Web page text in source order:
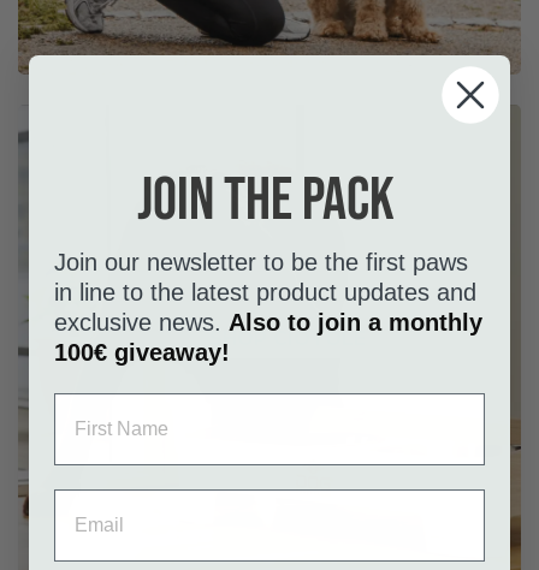
SHOP CIOTOLE
Join the pack
Join our newsletter to be the first paws
in line to the latest product updates and
exclusive news. Also to join a monthly
100€ giveaway!